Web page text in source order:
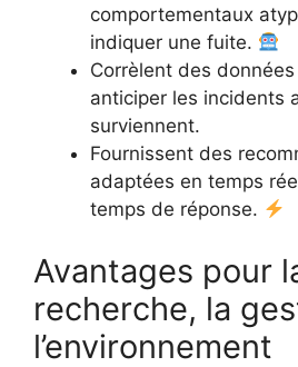
comportementaux
indiquer une fuite.
Corrèlent des
anticiper les incidents
surviennent.
Fournissent des
adaptées en temps
temps de réponse.
Avantages pour
recherche, la
l’environnement